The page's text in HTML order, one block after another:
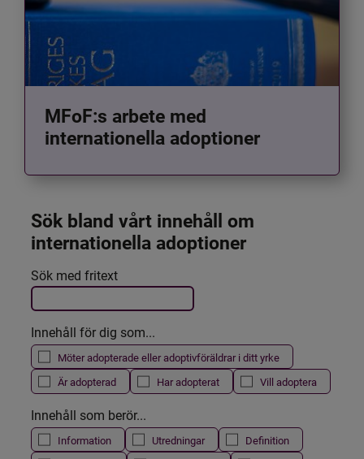
MFoF:s arbete med
internationella adoptioner
Sök bland vårt innehåll om
internationella adoptioner
Filtrera resultatet
Det här formuläret postas automatiskt
Sök med fritext
Innehåll för dig som...
Möter adopterade eller adoptivföräldrar i ditt yrke
Är adopterad
Har adopterat Vill adoptera
Innehåll som berör...
Information Utredningar
Definition